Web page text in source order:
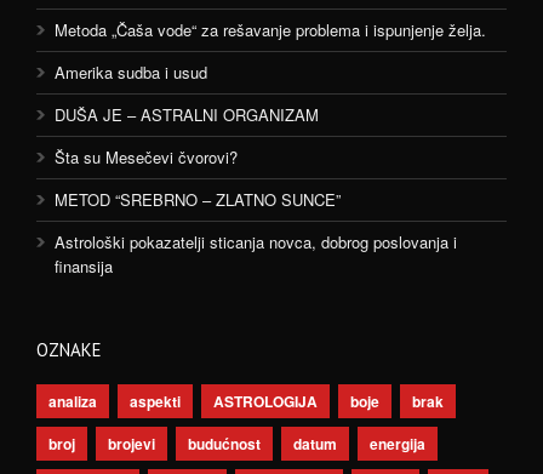
Metoda „Čaša vode“ za rešavanje problema i ispunjenje želja.
Amerika sudba i usud
DUŠA JE – ASTRALNI ORGANIZAM
Šta su Mesečevi čvorovi?
METOD “SREBRNO – ZLATNO SUNCE”
Astrološki pokazatelji sticanja novca, dobrog poslovanja i
finansija
OZNAKE
analiza aspekti ASTROLOGIJA boje
brak
broj
brojevi budućnost datum
energija